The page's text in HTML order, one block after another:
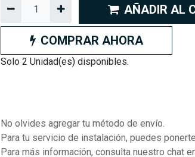
AÑADIR AL
COMPRAR AHORA
Solo 2 Unidad(es) disponibles.
No olvides agregar tu método de envío.
Para tu servicio de instalación, puedes
Para más información, consulta nuestro chat